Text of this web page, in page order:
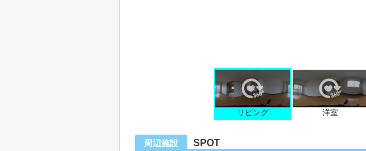
リビング 洋室
周辺施設 SPOT